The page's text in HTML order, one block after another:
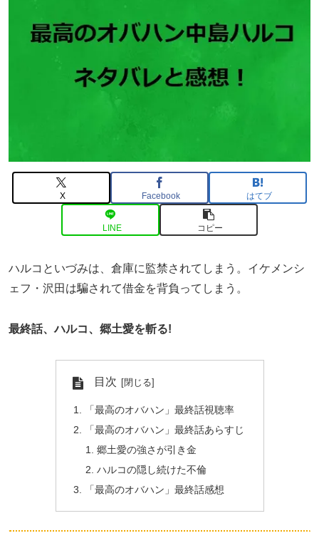
X Facebook はてブ
LINE コピー
ハルコといづみは、倉庫に監禁されてしまう。イケメンシ
ェフ・沢田は騙されて借金を背負ってしまう。
最終話、ハルコ、郷土愛を斬る!
目次
「最高のオバハン」最終話視聴率
「最高のオバハン」最終話あらすじ
郷土愛の強さが引き金
ハルコの隠し続けた不倫
「最高のオバハン」最終話感想